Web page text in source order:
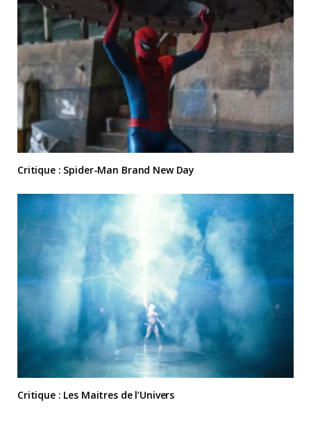
Critique : Spider-Man Brand New Day
Critique : Les Maitres de l’Univers